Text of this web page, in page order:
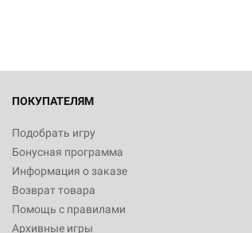
ПОКУПАТЕЛЯМ
Подобрать игру
Бонусная программа
Информация о заказе
Возврат товара
Помощь с правилами
Архивные игры